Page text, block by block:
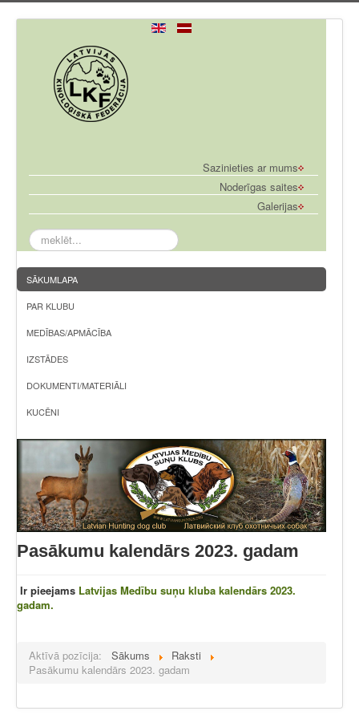
Sazinieties ar mums
Noderīgas saites
Galerijas
meklēt...
SĀKUMLAPA
PAR KLUBU
MEDĪBAS/APMĀCĪBA
IZSTĀDES
DOKUMENTI/MATERIĀLI
KUCĒNI
Pasākumu kalendārs 2023. gadam
Ir pieejams Latvijas Medību suņu kluba kalendārs 2023.
gadam.
Aktīvā pozīcija: Sākums
Raksti
Pasākumu kalendārs 2023. gadam